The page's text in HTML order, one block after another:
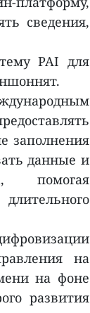
сведения,
PAI для
заполнения
данные и
помогая
на
на фоне
развития